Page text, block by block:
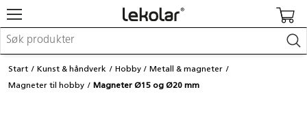
Møbler & innredning
Lekeplassutstyr & utemiljø
Start Kunst & håndverk Hobby
Metall & magneter
Magneter til hobby
Magneter Ø15 og Ø20 mm